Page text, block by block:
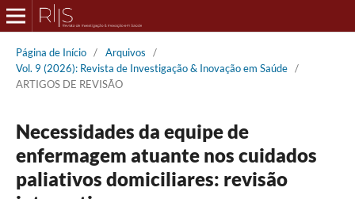
Página de Início / Arquivos
/
Vol. 9 (2026): Revista de Investigação & Inovação em Saúde /
ARTIGOS DE REVISÃO
Necessidades da equipe de
enfermagem atuante nos cuidados
paliativos domiciliares: revisão